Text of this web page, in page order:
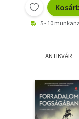
5 - 10
ANTIKVÁR